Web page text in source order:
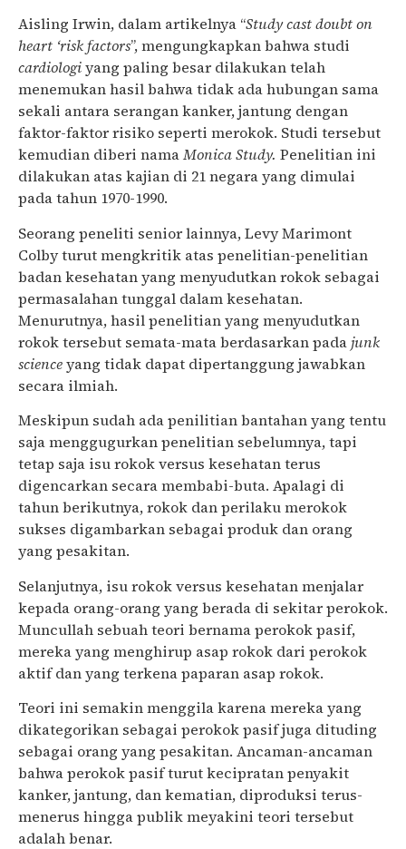
Aisling Irwin, dalam artikelnya “Study cast doubt on
heart ‘risk factors”, mengungkapkan bahwa studi
cardiologiyang paling besar dilakukan telah
menemukan hasil bahwa tidak ada hubungan sama
sekali antara serangan kanker, jantung dengan
faktor-faktor risiko seperti merokok. Studi tersebut
kemudian diberi namaMonica Study. Penelitian ini
dilakukan atas kajian di 21 negara yang dimulai
pada tahun 1970-1990.
Seorang peneliti senior lainnya, Levy Marimont
Colby turut mengkritik atas penelitian-penelitian
badan kesehatan yang menyudutkan rokok sebagai
permasalahan tunggal dalam kesehatan.
Menurutnya, hasil penelitian yang menyudutkan
rokok tersebut semata-mata berdasarkan pada junk
scienceyang tidak dapat dipertanggung jawabkan
secara ilmiah.
Meskipun sudah ada penilitian bantahan yang tentu
saja menggugurkan penelitian sebelumnya, tapi
tetap saja isu rokok versus kesehatan terus
digencarkan secara membabi-buta. Apalagi di
tahun berikutnya, rokok dan perilaku merokok
sukses digambarkan sebagai produk dan orang
yang pesakitan.
Selanjutnya, isu rokok versus kesehatan menjalar
kepada orang-orang yang berada di sekitar perokok.
Muncullah sebuah teori bernama perokok pasif,
mereka yang menghirup asap rokok dari perokok
aktif dan yang terkenapaparan asap rokok.
Teori ini semakin menggila karena mereka yang
dikategorikan sebagai perokok pasif juga dituding
sebagai orang yang pesakitan. Ancaman-ancaman
bahwa perokok pasif turut kecipratan penyakit
kanker, jantung, dan kematian, diproduksi terus-
menerus hingga publik meyakini teori tersebut
adalah benar.